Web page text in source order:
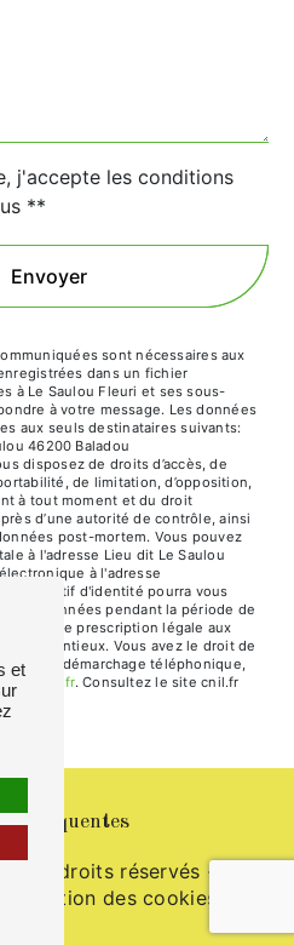
j'accepte les conditions
**
Envoyer
sont nécessaires aux
dans un fichier
à Le Saulou Fleuri et ses sous-
à votre message. Les données
aux seuls destinataires suivants:
46200 Baladou
disposez de droits d’accès, de
de limitation, d’opposition,
à tout moment et du droit
d’une autorité de contrôle, ainsi
post-mortem. Vous pouvez
à l'adresse Lieu dit Le Saulou
à l'adresse
justificatif d'identité pourra vous
vos données pendant la période de
durée de prescription légale aux
contentieux. Vous avez le droit de
au démarchage téléphonique,
. Consultez le site cnil.fr
droits.
fréquentes
droits réservés -
Gestion des cookies
et